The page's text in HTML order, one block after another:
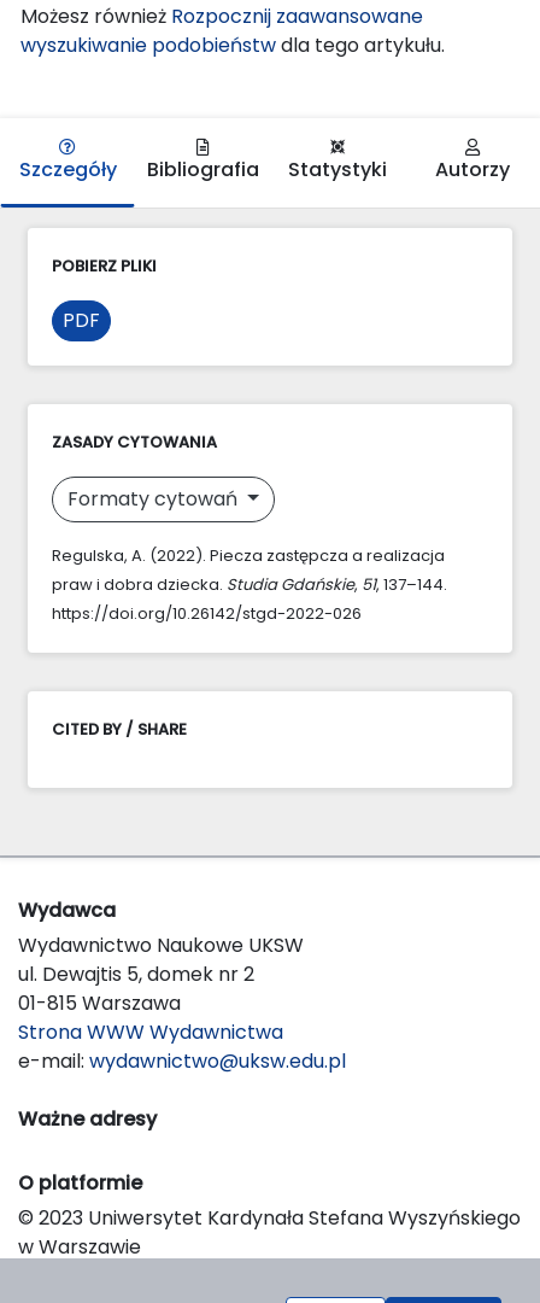
Możesz również Rozpocznij zaawansowane
wyszukiwanie podobieństwdla tego artykułu.
Szczegóły Bibliografia Statystyki Autorzy
POBIERZ PLIKI
PDF
ZASADY CYTOWANIA
Formaty cytowań
Regulska, A. (2022). Piecza zastępcza a realizacja
praw i dobra dziecka. Studia Gdańskie, 51, 137–144.
https://doi.org/10.26142/stgd-2022-026
CITED BY / SHARE
Wydawca
Wydawnictwo Naukowe UKSW
ul. Dewajtis 5, domek nr 2
01-815 Warszawa
Strona WWW Wydawnictwa
e-mail: wydawnictwo@uksw.edu.pl
Ważne adresy
O platformie
© 2023 Uniwersytet Kardynała Stefana Wyszyńskiego
w Warszawie